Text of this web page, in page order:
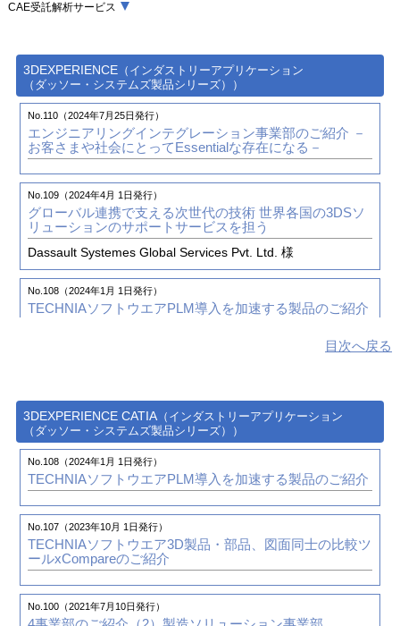
CAE受託解析サービス
3DEXPERIENCE （インダストリーアプリケーション
（ダッソー・システムズ製品シリーズ））
No.110（2024年7月25日発行）
エンジニアリングインテグレーション事業部のご紹介 －
お客さまや社会にとってEssentialな存在になる－
No.109（2024年4月 1日発行）
グローバル連携で支える次世代の技術世界各国の3DSソ
リューションのサポートサービスを担う
Dassault Systemes Global Services Pvt. Ltd. 様
No.108（2024年1月 1日発行）
TECHNIAソフトウエアPLM導入を加速する製品のご紹介
No.100（2021年7月10日発行）
4事業部のご紹介（2）製造ソリューション事業部
CADデータ管理課題解決のご提案～3DEXPERIENCEの
活用例～
3DEXPERIENCE FORUM Japan 2019のご報告
目次へ戻る
3DEXPERIENCE CATIA （インダストリーアプリケーション
（ダッソー・システムズ製品シリーズ））
No.108（2024年1月 1日発行）
TECHNIAソフトウエアPLM導入を加速する製品のご紹介
No.107（2023年10月 1日発行）
TECHNIAソフトウエア3D製品・部品、図面同士の比較ツ
ールxCompareのご紹介
No.100（2021年7月10日発行）